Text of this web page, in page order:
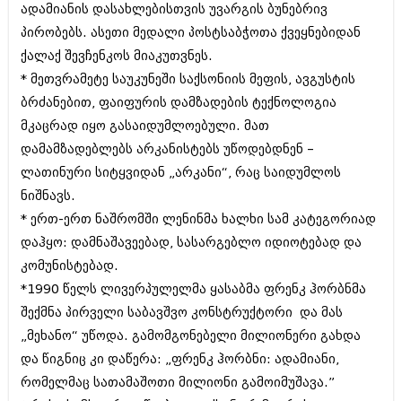
კალეიდოსკოპი
ჰოროსკოპი და შეუცნობელი
კრიმინალი
რომანი და დეტექტივი
სახალისო ამბები
შოუბიზნესი
დაიჯესტი
ქალი და მამაკაცი
ისტორია
სხვადასხვა
ანონსი
არქივი
რომანი და დეტექტივი
სახალისო ამბები
შოუბიზნესი
დაიჯესტი
ქალი და მამაკაცი
ისტორია
სხვადასხვა
ანონსი
არქივი
ნოემბერი 2020 (103)
ოქტომბერი 2020 (209)
სექტემბერი 2020 (204)
ადამიანის დასახლებისთვის უვარგის ბუნებრივ
პირობებს. ასეთი მედალი პოსტსაბჭოთა ქვეყნებიდან
ქალაქ შევჩენკოს მიაკუთვნეს.
* მეთვრამეტე საუკუნეში საქსონიის მეფის, ავგუსტის
ბრძანებით, ფაიფურის დამზადების ტექნოლოგია
მკაცრად იყო გასაიდუმლოებული. მათ
დამამზადებლებს არკანისტებს უწოდებდნენ –
ლათინური სიტყვიდან „არკანი“, რაც საიდუმლოს
ნიშნავს.
* ერთ-ერთ ნაშრომში ლენინმა ხალხი სამ კატეგორიად
დაჰყო: დამნაშავეებად, სასარგებლო იდიოტებად და
კომუნისტებად.
*1990 წელს ლივერპულელმა ყასაბმა ფრენკ ჰორბნმა
შექმნა პირველი საბავშვო კონსტრუქტორი და მას
„მეხანო“ უწოდა. გამომგონებელი მილიონერი გახდა
და წიგნიც კი დაწერა: „ფრენკ ჰორბნი: ადამიანი,
რომელმაც სათამაშოთი მილიონი გამოიმუშავა.”